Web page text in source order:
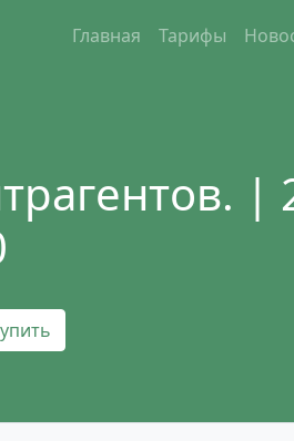
Главная Тарифы
|